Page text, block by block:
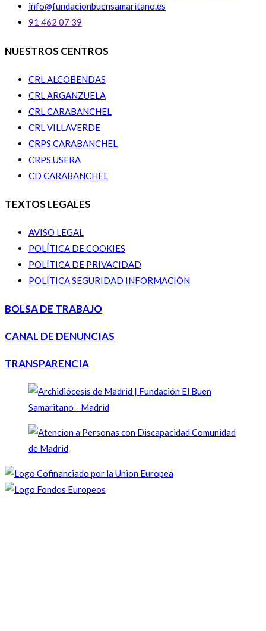
info@fundacionbuensamaritano.es
91 462 07 39
NUESTROS CENTROS
CRL ALCOBENDAS
CRL ARGANZUELA
CRL CARABANCHEL
CRL VILLAVERDE
CRPS CARABANCHEL
CRPS USERA
CD CARABANCHEL
TEXTOS LEGALES
AVISO LEGAL
POLÍTICA DE COOKIES
POLÍTICA DE PRIVACIDAD
POLÍTICA SEGURIDAD INFORMACIÓN
BOLSA DE TRABAJO
CANAL DE DENUNCIAS
TRANSPARENCIA